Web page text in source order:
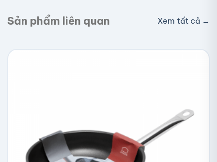
Sản phẩm liên quan Xem tất cả →